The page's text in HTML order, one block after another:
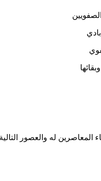
المعاصرين له والعصور التالية